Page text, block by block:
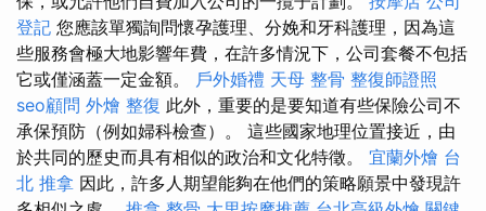
登記 您應該單獨詢問懷孕護理、分娩和牙科護理，因為這
些服務會極大地影響年費，在許多情況下，公司套餐不包括
它或僅涵蓋一定金額。 戶外婚禮 天母 整骨 整復師證照
seo顧問 外燴 整復 此外，重要的是要知道有些保險公司不
承保預防（例如婦科檢查）。 這些國家地理位置接近，由
於共同的歷史而具有相似的政治和文化特徵。 宜蘭外燴 台
北 推拿 因此，許多人期望能夠在他們的策略願景中發現許